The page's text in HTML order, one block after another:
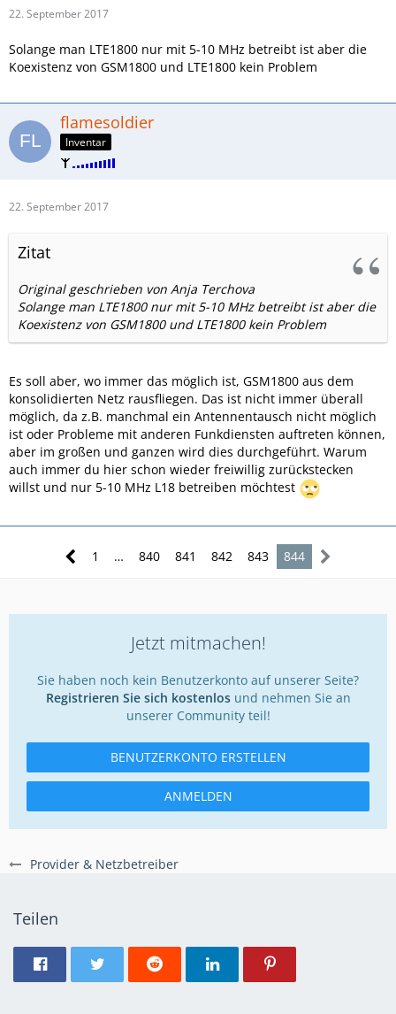
Provider & Netzbetreiber
22. September 2017
Solange man LTE1800 nur mit 5-10 MHz betreibt ist aber die
Koexistenz von GSM1800 und LTE1800 kein Problem
flamesoldier
Inventar
22. September 2017
Zitat
Original geschrieben von Anja Terchova
Solange man LTE1800 nur mit 5-10 MHz betreibt ist aber die
Koexistenz von GSM1800 und LTE1800 kein Problem
Es soll aber, wo immer das möglich ist, GSM1800 aus dem
konsolidierten Netz rausfliegen. Das ist nicht immer überall
möglich, da z.B. manchmal ein Antennentausch nicht möglich
ist oder Probleme mit anderen Funkdiensten auftreten können,
aber im großen und ganzen wird dies durchgeführt. Warum
auch immer du hier schon wieder freiwillig zurückstecken
willst und nur 5-10 MHz L18 betreiben möchtest
1 … 840 841 842 843 844
Jetzt mitmachen!
Sie haben noch kein Benutzerkonto auf unserer Seite?
Registrieren Sie sich kostenlosund nehmen Sie an
unserer Community teil!
BENUTZERKONTO ERSTELLEN
ANMELDEN
Teilen